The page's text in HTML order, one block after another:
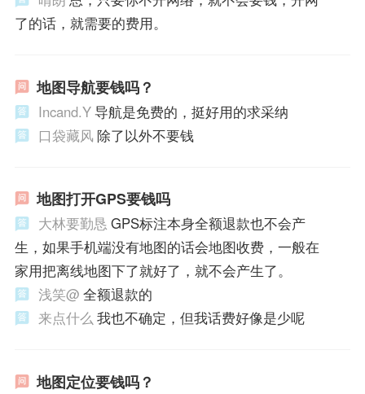
了的话，就需要的费用。
地图导航要钱吗？
Incand.Y导航是免费的，挺好用的求采纳
口袋藏风 除了以外不要钱
地图打开GPS要钱吗
大林要勤恳 GPS标注本身全额退款也不会产
生，如果手机端没有地图的话会地图收费，一般在
家用把离线地图下了就好了，就不会产生了。
浅笑@ 全额退款的
来点什么 我也不确定，但我话费好像是少呢
地图定位要钱吗？